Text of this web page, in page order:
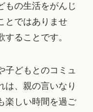
もの生活をがんじ
とではありませ
ることです。
子どもとのコミュ
は、親の言いなり
楽しい時間を過ご